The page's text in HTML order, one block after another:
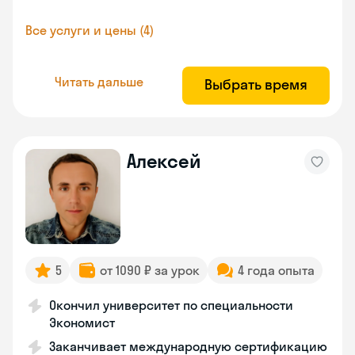
Все услуги и цены (4)
Читать дальше Выбрать время
Алексей
5 от 1090 ₽ за урок 4 года опыта
Окончил университет по специальности
Экономист
Заканчивает международную сертификацию